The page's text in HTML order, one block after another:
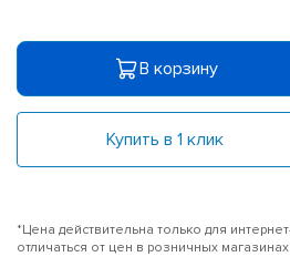
В корзину
Купить в 1 клик
*Цена действительна только для
отличаться от цен в розничных магазинах